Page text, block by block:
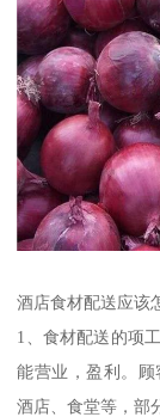
酒店食材配送应该
1、食材配送的项
能营业，盈利。顾
酒店、食堂等，部